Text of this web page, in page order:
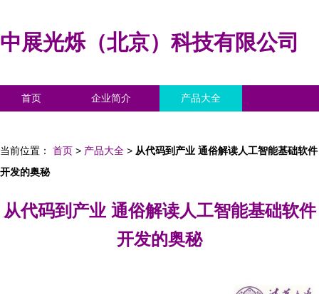
中展光烁（北京）科技有限公司
首页 企业简介 产品大全
当前位置： 首页 > 产品大全 > 从代码到产业 通俗解读人工智能基础软件
开发的奥秘
从代码到产业 通俗解读人工智能基础软件
开发的奥秘